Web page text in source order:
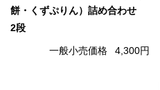
餅・くずぷりん）詰め合わせ
2段
一般小売価格 4,300円